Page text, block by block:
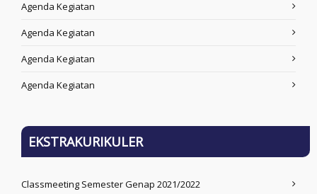
Agenda Kegiatan
Agenda Kegiatan
Agenda Kegiatan
Agenda Kegiatan
EKSTRAKURIKULER
Classmeeting Semester Genap 2021/2022